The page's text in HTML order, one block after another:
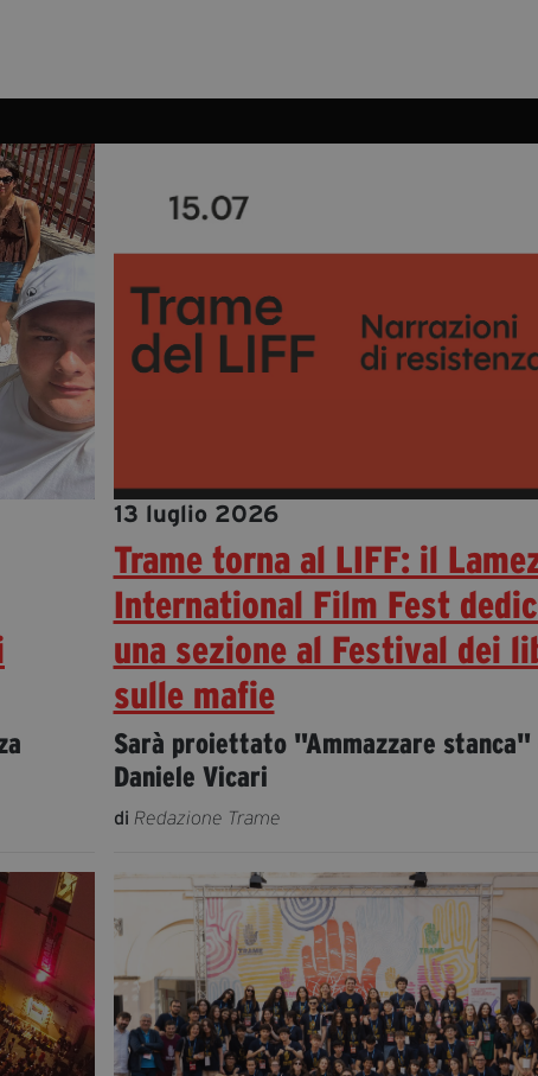
13 luglio 2026
Trame torna al LIFF: il
International Film Fest
una sezione al Festival dei
sulle mafie
Sarà proiettato "Ammazzare stanca"
Daniele Vicari
di Redazione Trame